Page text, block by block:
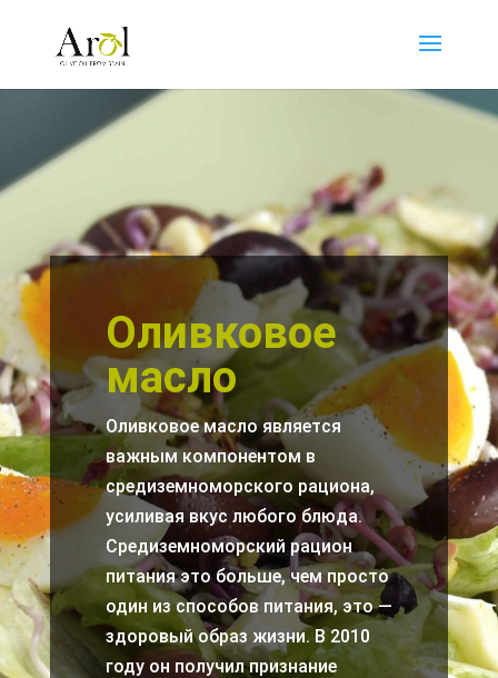
Оливковое
масло
Оливковое масло является
важным компонентом в
средиземноморского рациона,
усиливая вкус любого блюда.
Средиземноморский рацион
питания это больше, чем просто
один из способов питания, это —
здоровый образ жизни. В 2010
году он получил признание